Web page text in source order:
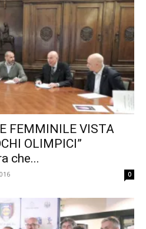
FEMMINILE VISTA
OLIMPICI”
che...
0